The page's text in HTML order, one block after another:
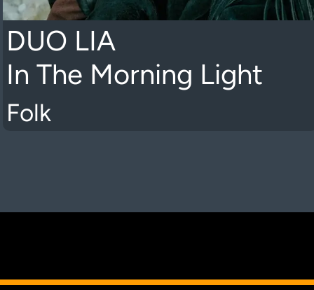
DUO LIA
In The Morning Light
Folk